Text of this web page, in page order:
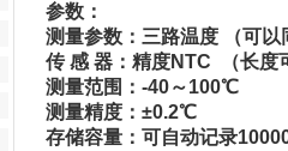
参数：
测量参数：三路温度 （可
传 感 器：精度NTC （长度
测量范围：-40～100℃
测量精度：±0.2℃
存储容量：可自动记录